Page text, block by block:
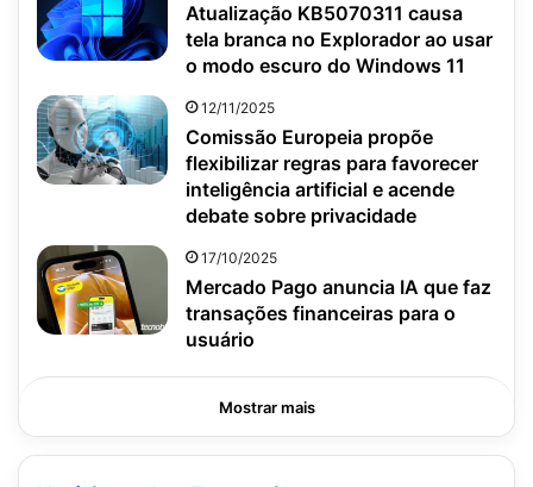
Atualização KB5070311 causa
tela branca no Explorador ao usar
o modo escuro do Windows 11
12/11/2025
Comissão Europeia propõe
flexibilizar regras para favorecer
inteligência artificial e acende
debate sobre privacidade
17/10/2025
Mercado Pago anuncia IA que faz
transações financeiras para o
usuário
Mostrar mais